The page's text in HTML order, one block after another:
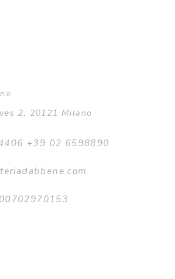
2, 20121 Milano
+39 02 6598890